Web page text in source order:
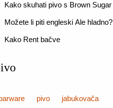
Kako skuhati pivo s Brown Sugar
Možete li piti engleski Ale hladno?
Kako Rent bačve
pivo jabukovača